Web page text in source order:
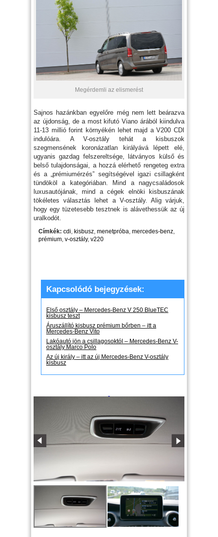
Megérdemli az elismerést
Sajnos hazánkban egyelőre még nem lett beárazva
az újdonság, de a most kifutó Viano árából kiindulva
11-13 millió forint környékén lehet majd a V200 CDI
indulóára. A V-osztály tehát a kisbuszok
szegmensének koronázatlan királyává lépett elé,
ugyanis gazdag felszereltsége, látványos külső és
belső tulajdonságai, a hozzá elérhető rengeteg extra
és a „prémiumérzés” segítségével igazi csillagként
tündököl a kategóriában. Mind a nagycsaládosok
luxusautójának, mind a cégek elnöki kisbuszának
tökéletes választás lehet a V-osztály. Alig várjuk,
hogy egy tüzetesebb tesztnek is alávethessük az új
uralkodót.
Címkék: cdi, kisbusz, menetpróba, mercedes-benz,
prémium, v-osztály, v220
Kapcsolódó bejegyzések:
Első osztály – Mercedes-Benz V 250 BlueTEC
kisbusz teszt
Áruszállító kisbusz prémium bőrben – itt a
Mercedes-Benz Vito
Lakóautó jön a csillagosoktól – Mercedes-Benz V-
osztály Marco Polo
Az új király – itt az új Mercedes-Benz V-osztály
kisbusz